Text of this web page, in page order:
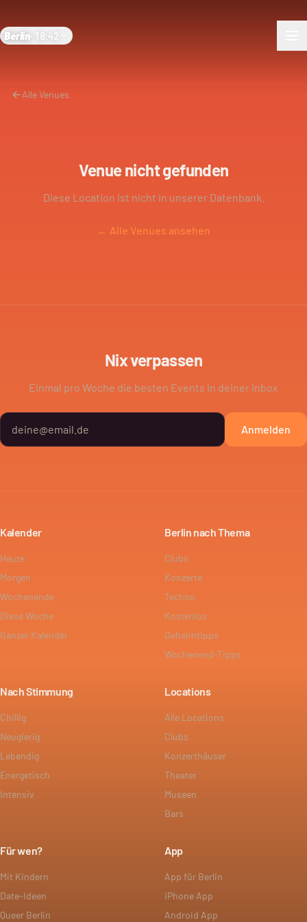
Berlin 18:42
Alle Venues
Venue nicht gefunden
Diese Location ist nicht in unserer Datenbank.
← Alle Venues ansehen
Nix verpassen
Einmal pro Woche die besten Events in deiner Inbox
Anmelden
Kalender
Heute
Morgen
Wochenende
Diese Woche
Ganzer Kalender
Berlin nach Thema
Clubs
Konzerte
Techno
Kostenlos
Geheimtipps
Wochenend-Tipps
Nach Stimmung
Chillig
Neugierig
Lebendig
Energetisch
Intensiv
Locations
Alle Locations
Clubs
Konzerthäuser
Theater
Museen
Bars
Für wen?
Mit Kindern
Date-Ideen
Queer Berlin
App
App für Berlin
iPhone App
Android App